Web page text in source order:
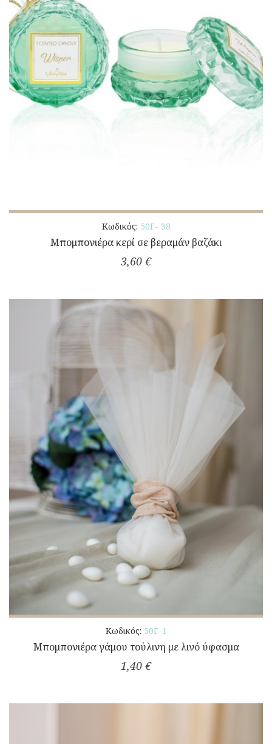
Κωδικός: 50Γ- 38
Μπομπονιέρα κερί σε βεραμάν βαζάκι
3,60 €
Κωδικός: 50Γ-1
Μπομπονιέρα γάμου τούλινη με λινό ύφασμα
1,40 €